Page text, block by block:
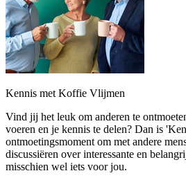
Kennis met Koffie Vlijmen
Vind jij het leuk om anderen te
voeren en je kennis te delen? Dan is
ontmoetingsmoment om met andere
discussiëren over interessante en
misschien wel iets voor jou.